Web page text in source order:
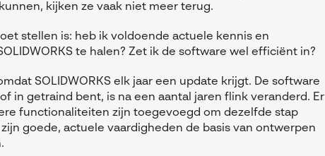
kijken ze vaak niet meer terug.
stellen is: heb ik voldoende actuele kennis en
te halen? Zet ik de software wel efficiënt in?
SOLIDWORKS elk jaar een update krijgt. De software
in getraind bent, is na een aantal jaren flink veranderd. Er
functionaliteiten zijn toegevoegd om dezelfde stap
goede, actuele vaardigheden de basis van ontwerpen